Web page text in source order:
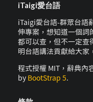
iTaigi愛台語
iTaigi愛台語-群眾台語
伸專案，想知道一個詞
都可以查，但不一定查
明台語講法貢獻給大家
程式授權 MIT，辭典內
by BootStrap 5.